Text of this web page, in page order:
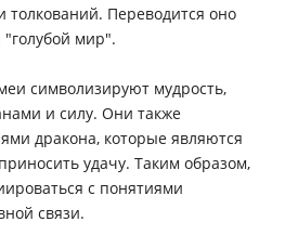
Переводится оно
"голубой мир".
символизируют мудрость,
и силу. Они также
дракона, которые являются
удачу. Таким образом,
с понятиями
связи.